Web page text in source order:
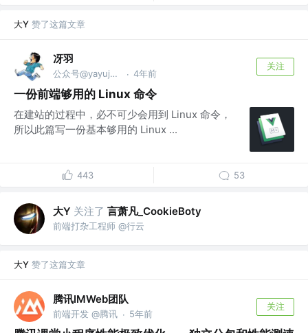
大Y 赞了这篇文章
冴羽
公众号@yayujs @🏅掘金签约作者 · 4年前
关注
一份前端够用的 Linux 命令
在建站的过程中，必不可少会用到 Linux 命令，
所以此篇写一份基本够用的 Linux ...
443 53
大Y 关注了 言萧凡_CookieBoty
前端打杂工程师 @行云
大Y 赞了这篇文章
腾讯IMWeb团队
前端开发 @腾讯 · 5年前
关注